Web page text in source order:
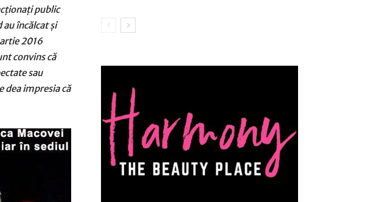
public
încălcat şi
2016
convins că
sau
dea impresia că